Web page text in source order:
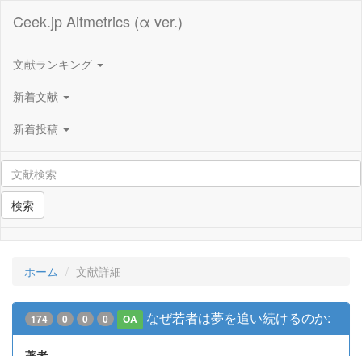
Ceek.jp Altmetrics (α ver.)
文献ランキング
新着文献
新着投稿
検索
ホーム 文献詳細
174 0 0 0 OA なぜ若者は夢を追い続けるのか: